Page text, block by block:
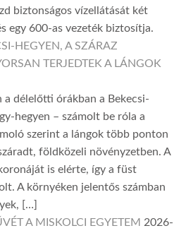
biztonságos vízellátását két
egy 600-as vezeték biztosítja.
HEGYEN, A SZÁRAZ
TERJEDTEK A LÁNGOK
a délelőtti órákban a Bekecsi-
hegyen – számolt be róla a
szerint a lángok több ponton
földközeli növényzetben. A
is elérte, így a füst
A környéken jelentős számban
[…]
A MISKOLCI EGYETEM 2026-